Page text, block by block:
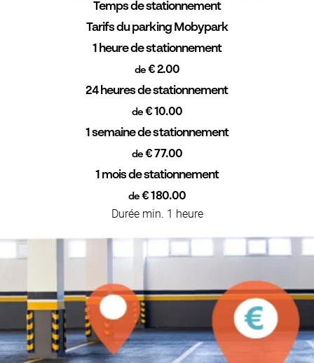
Temps de stationnement
Tarifs du parking Mobypark
1 heure de stationnement
de€ 2.00
24 heures de stationnement
de€ 10.00
1 semaine de stationnement
de € 77.00
1 mois de stationnement
de € 180.00
Durée min. 1 heure